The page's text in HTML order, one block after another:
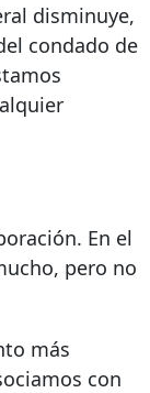
disminuye,
condado de
En el
pero no
más
con